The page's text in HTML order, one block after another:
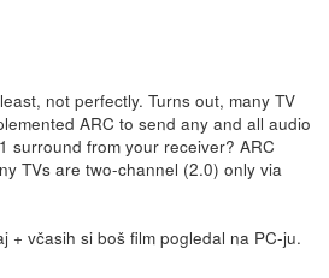
not perfectly. Turns out, many TV
ARC to send any and all audio
surround from your receiver? ARC
TVs are two-channel (2.0) only via
+ včasih si boš film pogledal na PC-ju.